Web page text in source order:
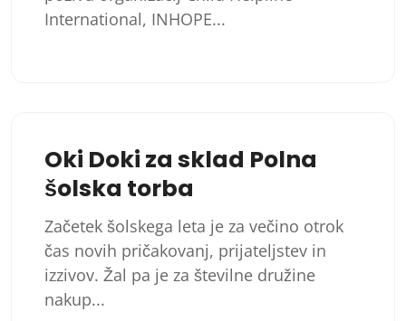
International, INHOPE...
Oki Doki za sklad Polna
šolska torba
Začetek šolskega leta je za večino otrok
čas novih pričakovanj, prijateljstev in
izzivov. Žal pa je za številne družine
nakup...